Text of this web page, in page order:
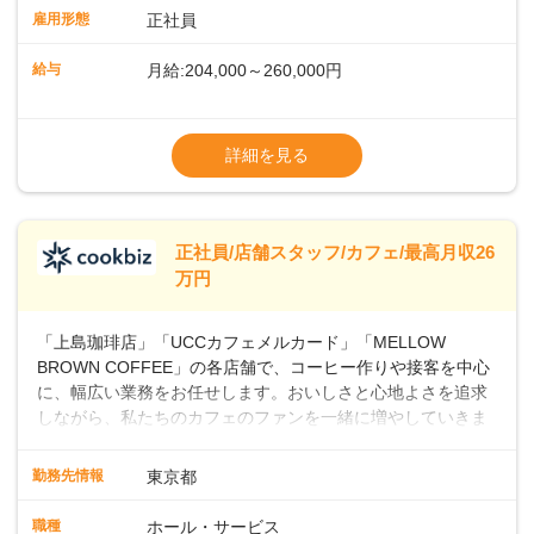
業務に馴染める環境です。「カフェの接客は初めて」という
ッフとして経験を積んだ後、店長を目指してみませんか。売
よ♪あなたも、無理なくステップアップできる環境で、少しず
つ成長していきませんか？
雇用形態 正社員
給与 月給:204,000～260,000円
ます・東日本エリア：月給21万4000～27万
※経験・スキルを考慮の上、決定します。
※別途、残業代および各種手当あり
※試用期間なし
■店長職： ・西日本／月給26万7500円
万円＋賞与(年3回)・店長職：年収410万円／
詳細を見る
正社員/店舗スタッフ/カフェ/最高月収26
万円
「上島珈琲店」「UCCカフェメルカード」「MELLOW
BROWN COFFEE」の各店舗で、コーヒー作りや接客を中心
に、幅広い業務をお任せします。おいしさと心地よさを追求
しながら、私たちのカフェのファンを一緒に増やしていきま
クの作成お客様のご案内、レジ対応軽食メニューの調理店内
ート体制充実コーヒーの知識から接客マナーまで、先輩スタ
勤務先情報 東京都
職種 ホール・サービス